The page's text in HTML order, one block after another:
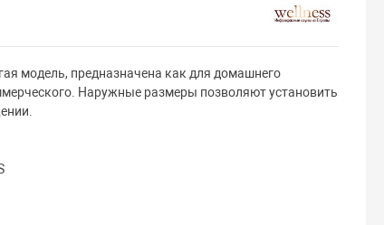
модель, предназначена как для домашнего
Наружные размеры позволяют установить